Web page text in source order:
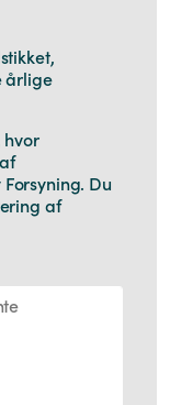
årlige
hvor
Du
af